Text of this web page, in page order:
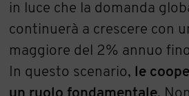
in luce che la domanda
continuerà a crescere con
maggiore del 2% annuo
In questo scenario,
le